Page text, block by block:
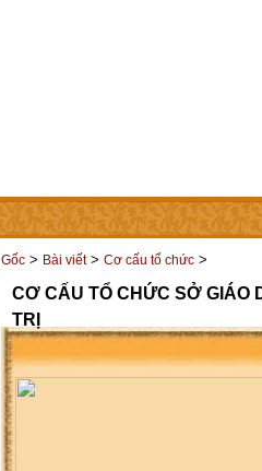
TRANG CHỦ THÀNH VIÊN LIÊN HỆ
Gốc > Bài viết> Cơ cấu tổ chức >
CƠ CẤU TỔ CHỨC SỞ GIÁO
TRỊ